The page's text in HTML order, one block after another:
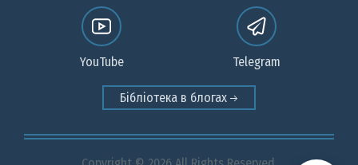
YouTube Telegram
Бібліотека в блогах